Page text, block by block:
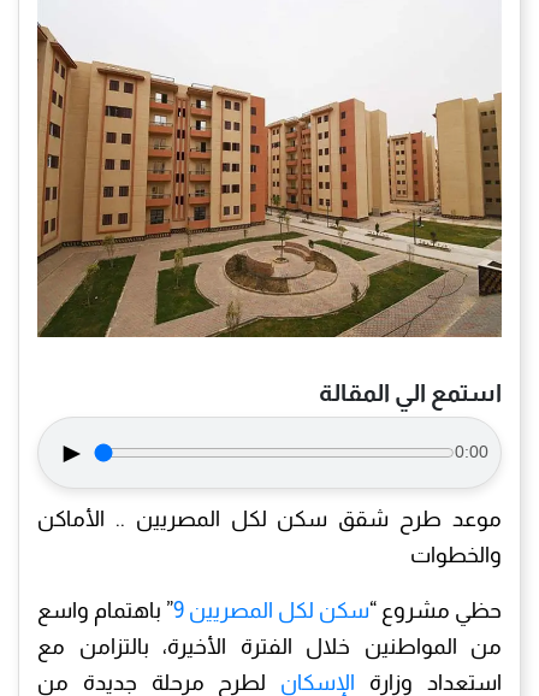
استمع الي المقالة
► 0:00
موعد طرح شقق سكن لكل المصريين .. الأماكن
والخطوات
حظي مشروع “سكن لكل المصريين 9
” باهتمام واسع
من المواطنين خلال الفترة الأخيرة، بالتزامن مع
استعداد وزارة الإسكان لطرح مرحلة جديدة من